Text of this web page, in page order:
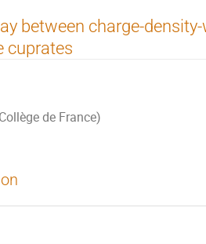
between charge-
cuprates
de France)